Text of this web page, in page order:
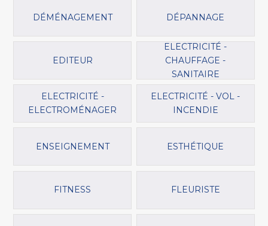
DÉMÉNAGEMENT DÉPANNAGE
EDITEUR
ELECTRICITÉ -
CHAUFFAGE -
SANITAIRE
ELECTRICITÉ -
ELECTROMÉNAGER
ELECTRICITÉ - VOL -
INCENDIE
ENSEIGNEMENT ESTHÉTIQUE
FITNESS FLEURISTE